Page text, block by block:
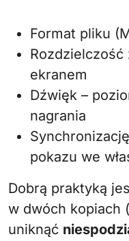
Format pliku
ekranem
Dźwięk –
nagrania
pokazu we
Dobrą praktyką
w dwóch kopiach
uniknąć